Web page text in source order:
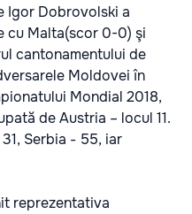
Igor Dobrovolski a
cu Malta(scor 0-0) şi
cantonamentului de
Moldovei în
Mondial 2018,
de Austria – locul 11.
Serbia - 55, iar
reprezentativa